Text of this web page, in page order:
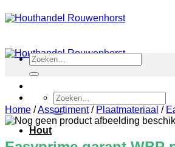
Zoeken
naar:
Hout
Zoeken
naar:
Home /Assortiment / Plaatmateriaal /